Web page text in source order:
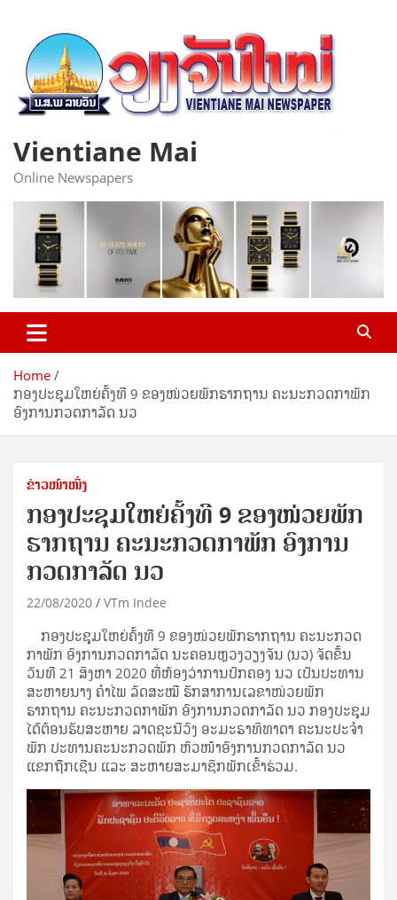
content
Vientiane Mai
Online Newspapers
Home
ກອງປະຊຸມໃຫຍ່ຄັ້ງທີ 9 ຂອງໜ່ວຍພັກຮາກຖານ ຄະນະກວດກາພັກ
ອົງການກວດກາລັດ ນວ
ຂ່າວໜ້າໜຶ່ງ
ກອງປະຊຸມໃຫຍ່ຄັ້ງທີ 9 ຂອງໜ່ວຍພັກ
ຮາກຖານ ຄະນະກວດກາພັກ ອົງການ
ກວດກາລັດ ນວ
22/08/2020 VTm Indee
ກອງປະຊຸມໃຫຍ່ຄັ້ງທີ 9 ຂອງໜ່ວຍພັກຮາກຖານ ຄະນະກວດ
ກາພັກ ອົງການກວດກາລັດ ນະຄອນຫຼວງວຽງຈັນ (ນວ) ຈັດຂຶ້ນ
ວັນທີ 21 ສິງຫາ 2020 ທີ່ຫ້ອງວ່າການປົກຄອງ ນວ ເປັນປະທານ
ສະຫາຍນາງ ຄຳໄພ ລັດສະໝີ ຮັກສາການເລຂາໜ່ວຍພັກ
ຮາກຖານ ຄະນະກວດກາພັກ ອົງການກວດກາລັດ ນວ ກອງປະຊຸມ
ໄດ້ຕ້ອນຮັບສະຫາຍ ລາດຊະນີວົງ ອະມະຣາທິທາດາ ຄະນະປະຈຳ
ພັກ ປະທານຄະນະກວດພັກ ຫົວໜ້າອົງການກວດກາລັດ ນວ
ແຂກຖືກເຊີນ ແລະ ສະຫາຍສະມາຊິກພັກເຂົ້າຮ່ວມ.